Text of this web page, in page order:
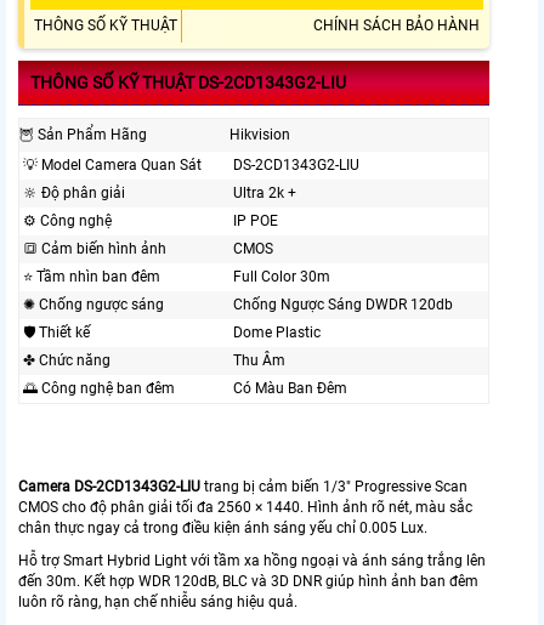
THÔNG SỐ KỸ THUẬT CHÍNH SÁCH BẢO HÀNH
THÔNG SỐ KỸ THUẬT DS-2CD1343G2-LIU
🦉 Sản Phẩm Hãng
Hikvision
💡 Model Camera Quan Sát
DS-2CD1343G2-LIU
🔆 Độ phân giải
Ultra 2k +
⚙ Công nghệ
IP POE
🔳 Cảm biến hình ảnh
CMOS
⭐ Tầm nhìn ban đêm
Full Color 30m
✺ Chống ngược sáng
Chống Ngược Sáng DWDR 120db
🛡 Thiết kế
Dome Plastic
✤ Chức năng
Thu Âm
🌅 Công nghệ ban đêm
Có Màu Ban Ðêm
Camera DS-2CD1343G2-LIU trang bị cảm biến 1/3" Progressive Scan
CMOS cho độ phân giải tối đa 2560 × 1440. Hình ảnh rõ nét, màu sắc
chân thực ngay cả trong điều kiện ánh sáng yếu chỉ 0.005 Lux.
Hỗ trợ Smart Hybrid Light với tầm xa hồng ngoại và ánh sáng trắng lên
đến 30m. Kết hợp WDR 120dB, BLC và 3D DNR giúp hình ảnh ban đêm
luôn rõ ràng, hạn chế nhiễu sáng hiệu quả.